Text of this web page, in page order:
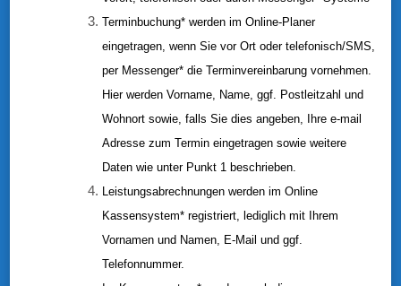
Terminbuchung* werden im Online-Planer
eingetragen, wenn Sie vor Ort oder telefonisch/SMS,
per Messenger* die Terminvereinbarung vornehmen.
Hier werden Vorname, Name, ggf. Postleitzahl und
Wohnort sowie, falls Sie dies angeben, Ihre e-mail
Adresse zum Termin eingetragen sowie weitere
Daten wie unter Punkt 1 beschrieben.
Leistungsabrechnungen werden im Online
Kassensystem* registriert, lediglich mit Ihrem
Vornamen und Namen, E-Mail und ggf.
Telefonnummer.